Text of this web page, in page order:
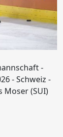
-
- Schweiz -
Moser (SUI)